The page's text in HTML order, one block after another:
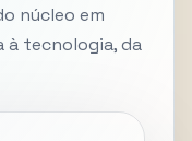
núcleo em
à tecnologia, da